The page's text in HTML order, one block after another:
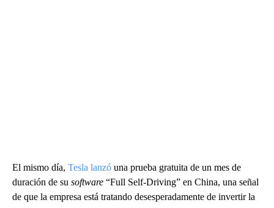
El mismo día, Tesla lanzó una prueba gratuita de un mes de
duración de su software “Full Self-Driving” en China, una señal
de que la empresa está tratando desesperadamente de invertir la